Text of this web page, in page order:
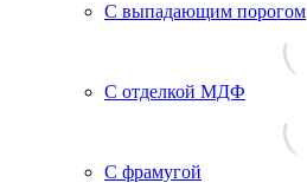
С выпадающим порогом
С отделкой МДФ
С фрамугой